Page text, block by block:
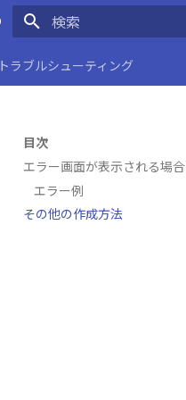
トラブルシューティング
目次
エラー画面が表示される場合
エラー例
その他の作成方法